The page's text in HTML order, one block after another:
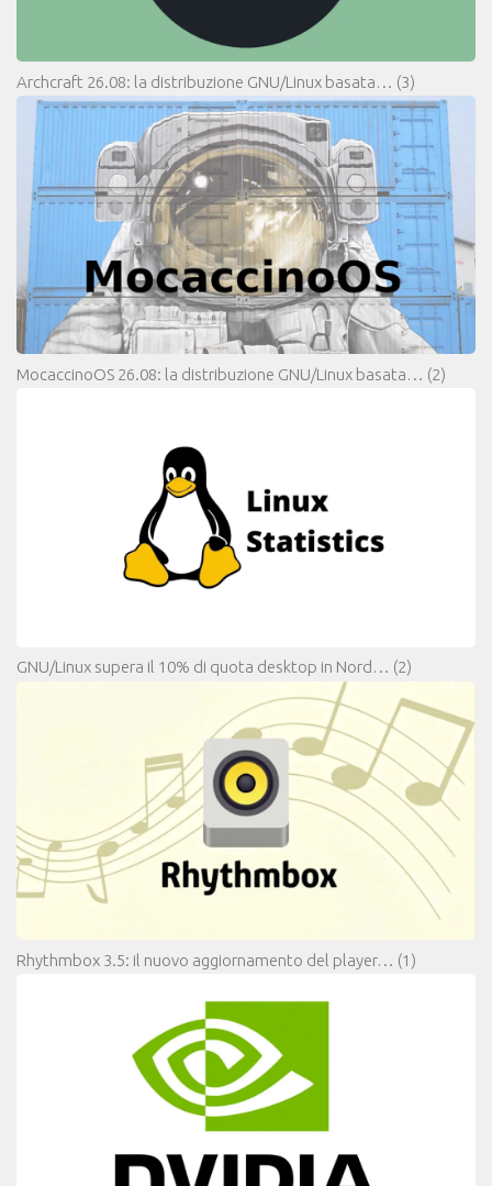
Archcraft 26.08: la distribuzione GNU/Linux basata… (3)
MocaccinoOS 26.08: la distribuzione GNU/Linux basata… (2)
GNU/Linux supera il 10% di quota desktop in Nord… (2)
Rhythmbox 3.5: il nuovo aggiornamento del player… (1)